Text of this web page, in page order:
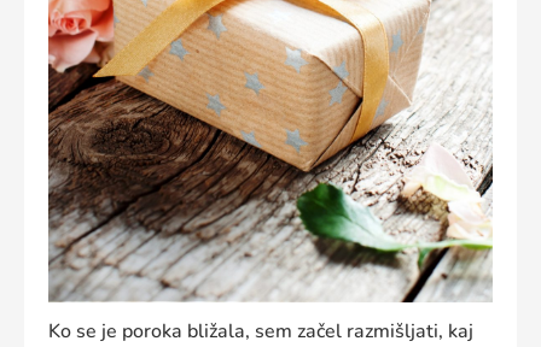
Ko se je poroka bližala, sem začel razmišljati, kaj